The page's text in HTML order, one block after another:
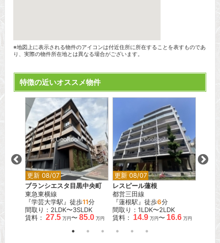
※地図上に表示される物件のアイコンは付近住所に所在することを表すものであ
り、実際の物件所在地とは異なる場合がございます。
特徴の近いオススメ物件
更新 08/07
ブランシエスタ目黒中央町
東急東横線
『学芸大学駅』徒歩11分
間取り：2LDK〜3SLDK
賃料： 27.5 万円〜 85.0 万円
更新 08/07
レスピール蓮根
都営三田線
『蓮根駅』徒歩6分
間取り：1LDK〜2LDK
賃料： 14.9 万円〜 16.6 万円